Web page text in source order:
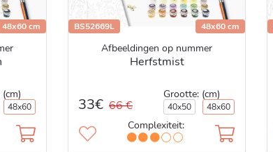
48x60 cm
48x60
BS52669L 48x60 cm
Afbeeldingen op nummer
Herfstmist
33€ 66 €
Grootte: (cm)
40x50 48x60
Complexiteit: